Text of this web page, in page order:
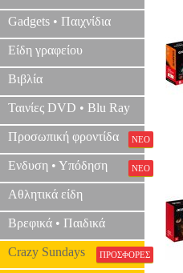
Gadgets • Παιχνίδια
Είδη γραφείου
Βιβλία
Ταινίες DVD • Blu Ray
Προσωπική φροντίδα ΝΕΟ
Ενδυση • Υπόδηση ΝΕΟ
Αθλητικά είδη
Βρεφικά • Παιδικά
Crazy Sundays ΠΡΟΣΦΟΡΕΣ